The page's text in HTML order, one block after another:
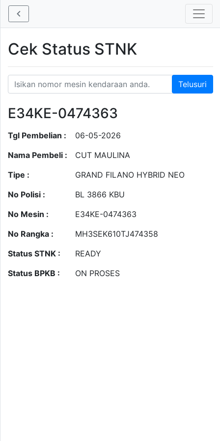
Cek Status STNK
E34KE-0474363
Tgl Pembelian :
06-05-2026
Nama Pembeli :
CUT MAULINA
Tipe :
GRAND FILANO HYBRID NEO
No Polisi :
BL 3866 KBU
No Mesin :
E34KE-0474363
No Rangka :
MH3SEK610TJ474358
Status STNK :
READY
Status BPKB :
ON PROSES